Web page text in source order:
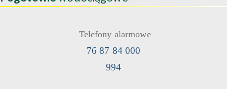
Telefony alarmowe
76 87 84 000
994